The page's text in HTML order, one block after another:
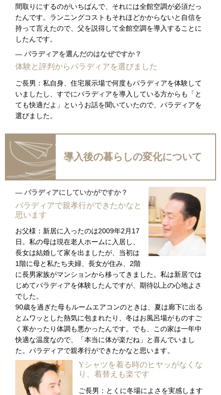
間取りにするのがいちばんで、それには全館空調が必須だっ
たんです。ランニングコストもそれほどかからないと自信を
持って言えたので、父を説得して全館空調を導入することに
したんです。
― パラディアを選んだのはなぜですか？
体験と評判からパラディアを選びました
ご長男：私自身、住宅展示場で何度もパラディアを体験して
いましたし、すでにパラディアを導入している方からも「と
ても快適だよ」というお話を聞いていたので、パラディアを
選びました。
導入後の暮らしの変化について
― パラディアにしていかがですか？
パラディアで親孝行ができたかなと
思います
お父様：新居に入ったのは2009年2月17
日。私の母は現在老人ホームに入居し、
長女は結婚して家を出ましたが、当初は
1階に母と私たち夫婦、長女が住み、2階
に長男家族がマンションから移ってきました。私は新居では
じめてパラディアを体験したんですが、期待以上の心地よさ
でした。
90歳を過ぎた母もルームエアコンのときは、夏は廊下に出る
とムワッとした熱気に包まれたり、冬はお風呂場がものすご
く寒かったり体調も悪かったんです。でも、この家は一年中
快適な温度なので、「本当に体が楽だね」と喜んでいまし
た。パラディアで親孝行ができたかなと思います。
Yシャツを着る時のヒヤッがなくな
り、着替えも楽です
ご長男：とくに冬場によさを実感します